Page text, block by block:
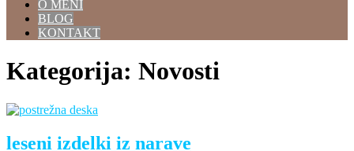
O MENI
BLOG
KONTAKT
Kategorija: Novosti
leseni izdelki iz narave